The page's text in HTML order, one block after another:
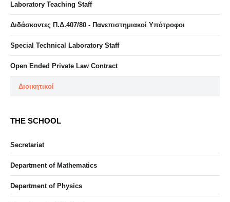
Laboratory Teaching Staff
Διδάσκοντες Π.Δ.407/80 - Πανεπιστημιακοί Υπότροφοι
Special Technical Laboratory Staff
Open Ended Private Law Contract
Διοικητικοί
THE SCHOOL
Secretariat
Department of Mathematics
Department of Physics